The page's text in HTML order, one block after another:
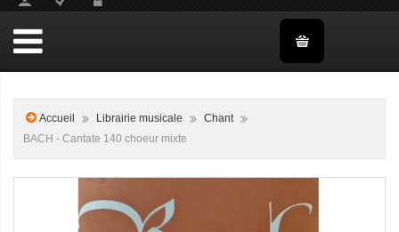
Accueil Librairie musicale
Chant
BACH - Cantate 140 choeur mixte